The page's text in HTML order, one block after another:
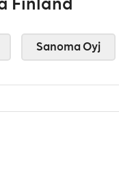
Sanoma Oyj